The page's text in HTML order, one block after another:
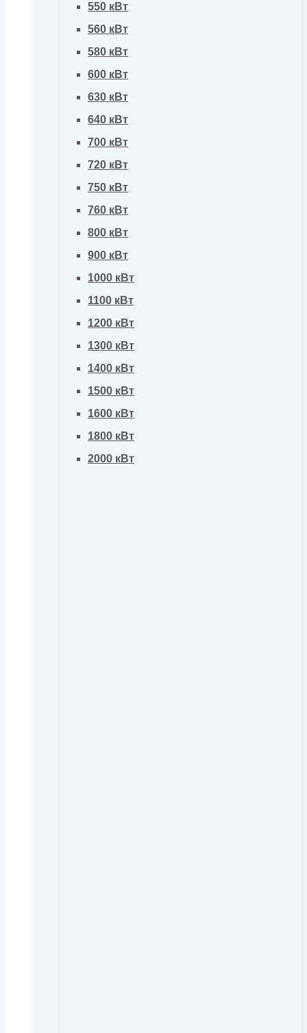
550 кВт
560 кВт
580 кВт
600 кВт
630 кВт
640 кВт
700 кВт
720 кВт
750 кВт
760 кВт
800 кВт
900 кВт
1000 кВт
1100 кВт
1200 кВт
1300 кВт
1400 кВт
1500 кВт
1600 кВт
1800 кВт
2000 кВт